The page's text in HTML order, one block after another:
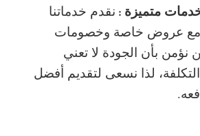
متميزة : نقدم خدماتنا
مع عروض خاصة وخصومات
نؤمن بأن الجودة لا تعني
لذا نسعى لتقديم أفضل